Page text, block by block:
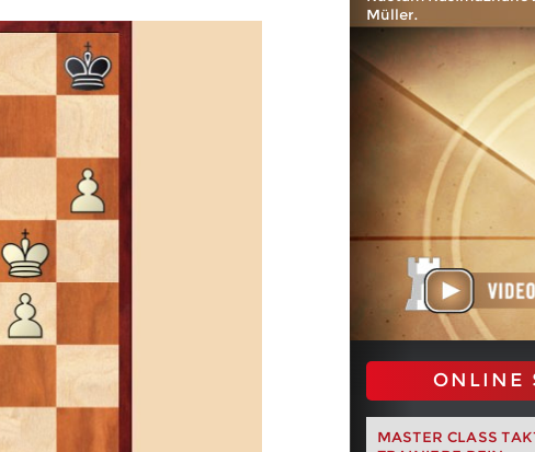
Müller.
ONLINE
MASTER CLASS